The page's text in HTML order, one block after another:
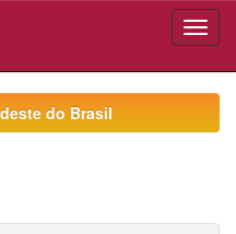
do Brasil